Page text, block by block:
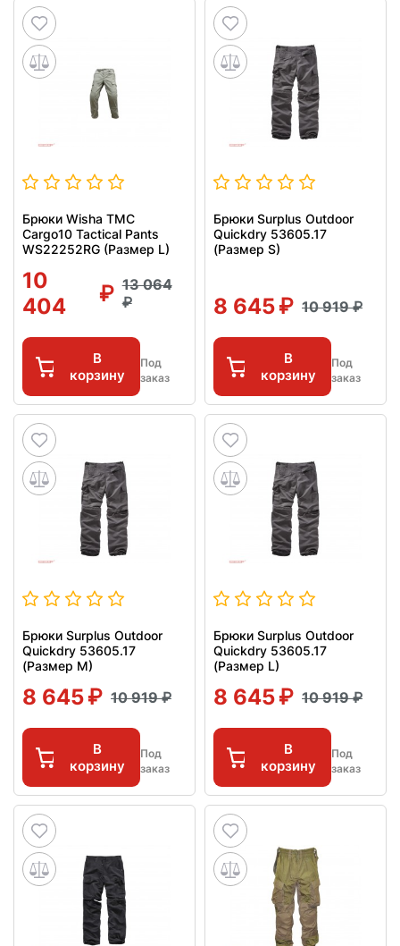
Брюки Wisha TMC
Cargo10 Tactical Pants
WS22252RG (Размер L)
10
404
13 064
В
корзину
Под
заказ
Брюки Surplus Outdoor
Quickdry 53605.17
(Размер S)
8 645 10 919
В
корзину
Под
заказ
Брюки Surplus Outdoor
Quickdry 53605.17
(Размер M)
8 645 10 919
В
корзину
Под
заказ
Брюки Surplus Outdoor
Quickdry 53605.17
(Размер L)
8 645 10 919
В
корзину
Под
заказ